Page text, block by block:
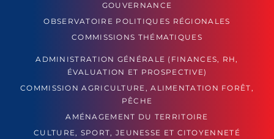
GOUVERNANCE
OBSERVATOIRE POLITIQUES RÉGIONALES
COMMISSIONS THÉMATIQUES
ADMINISTRATION GÉNÉRALE (FINANCES, RH,
ÉVALUATION ET PROSPECTIVE)
COMMISSION AGRICULTURE, ALIMENTATION FORÊT,
PÊCHE
AMÉNAGEMENT DU TERRITOIRE
CULTURE, SPORT, JEUNESSE ET CITOYENNETÉ